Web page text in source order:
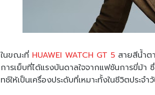
ในขณะที่ HUAWEI WATCH GT 5 สายสีน้ำ
การเย็บที่ได้แรงบันดาลใจจากแฟชันการขี่ม้า
ทช์ให้เป็นเครื่องประดับที่เหมาะทั้งในชีวิตประจ